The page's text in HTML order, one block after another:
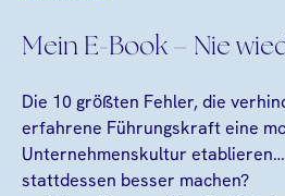
Mein E-Book – Nie
Die 10 größten Fehler, die
erfahrene Führungskraft eine
Unternehmenskultur
stattdessen besser machen?